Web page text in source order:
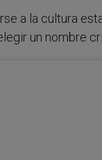
a la cultura
un nombre